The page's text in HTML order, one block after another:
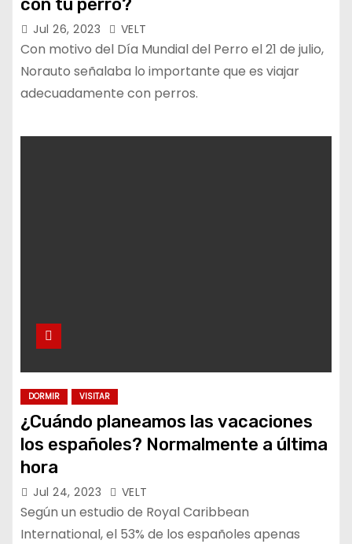
con tu perro?
Jul 26, 2023 VELT
Con motivo del Día Mundial del Perro el 21 de julio,
Norauto señalaba lo importante que es viajar
adecuadamente con perros.
DORMIR VISITAR
¿Cuándo planeamos las vacaciones
los españoles? Normalmente a última
hora
Jul 24, 2023 VELT
Según un estudio de Royal Caribbean
International, el 53% de los españoles apenas